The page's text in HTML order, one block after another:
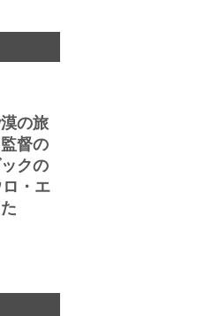
の旅
督の
クの
・エ